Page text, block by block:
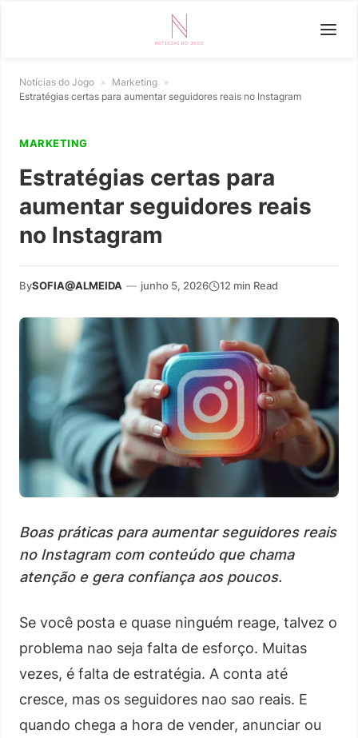
Notícias do Jogo » Marketing »
Estratégias certas para aumentar seguidores reais no Instagram
MARKETING
Estratégias certas para
aumentar seguidores reais
no Instagram
BySOFIA@ALMEIDA — junho 5, 2026 12 min Read
Boas práticas para aumentar seguidores reais
no Instagram com conteúdo que chama
atenção e gera confiança aos poucos.
Se você posta e quase ninguém reage, talvez o
problema nao seja falta de esforço. Muitas
vezes, é falta de estratégia. A conta até
cresce, mas os seguidores nao sao reais. E
quando chega a hora de vender, anunciar ou